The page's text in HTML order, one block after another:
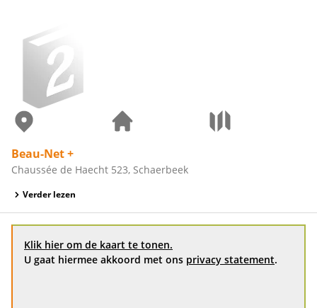
Beau-Net +
Chaussée de Haecht 523, Schaerbeek
Verder lezen
Klik hier om de kaart te tonen.
U gaat hiermee akkoord met ons privacy statement.